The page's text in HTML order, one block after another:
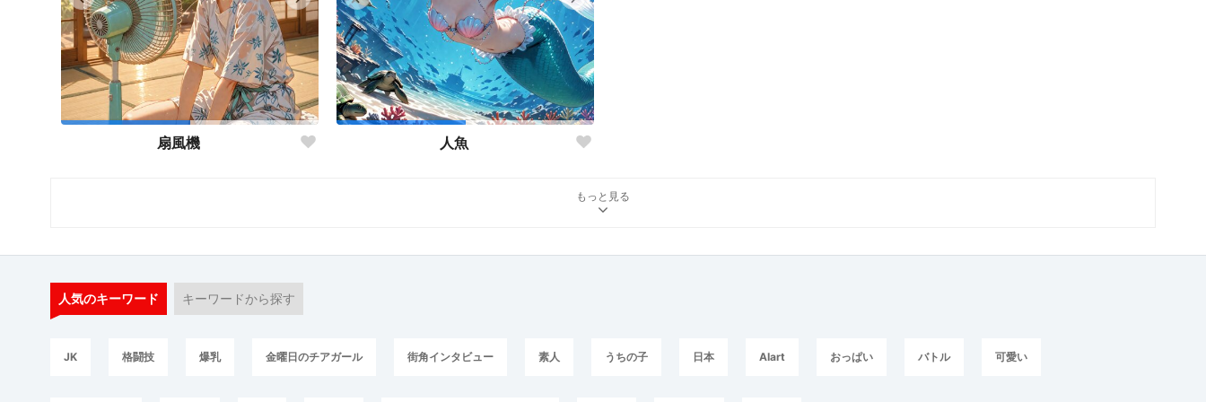
扇風機 人魚
もっと見る
人気のキーワード キーワードから探す
JK 格闘技 爆乳 金曜日のチアガール 街角インタビュー 素人 うちの子 日本 AIart おっぱい バトル 可愛い